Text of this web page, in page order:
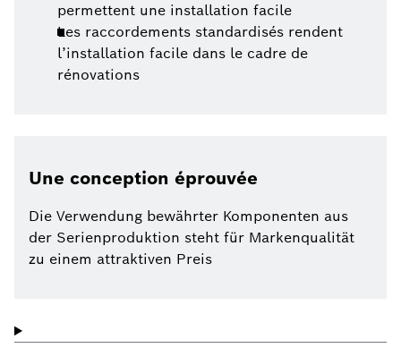
permettent une installation facile
Les raccordements standardisés rendent
l’installation facile dans le cadre de
rénovations
Une conception éprouvée
Die Verwendung bewährter Komponenten aus
der Serienproduktion steht für Markenqualität
zu einem attraktiven Preis